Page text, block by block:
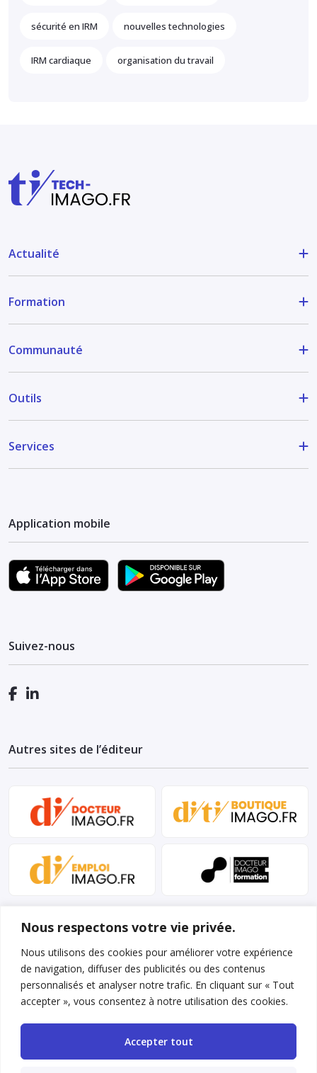
Nous respectons votre vie privée.
Nous utilisons des cookies pour améliorer votre expérience
de navigation, diffuser des publicités ou des contenus
personnalisés et analyser notre trafic. En cliquant sur « Tout
accepter », vous consentez à notre utilisation des cookies.
Accepter tout
sécurité en IRM nouvelles technologies
IRM cardiaque organisation du travail
Actualité
Formation
Communauté
Outils
Services
Application mobile
Suivez-nous
Autres sites de l’éditeur
Mentions légales et conditions d’utilisation
Charte déontologique
Gestion des cookies